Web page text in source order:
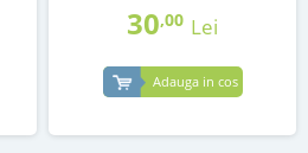
30,00 Lei
Adauga in cos